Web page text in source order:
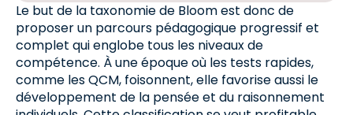
Le but de la taxonomie de Bloom est donc de
proposer un parcours pédagogique progressif et
complet qui englobe tous les niveaux de
compétence. À une époque où les tests rapides,
comme les QCM, foisonnent, elle favorise aussi le
développement de la pensée et du raisonnement